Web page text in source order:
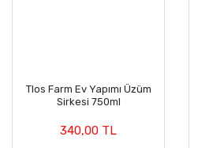
Tlos Farm Ev Yapımı Üzüm
Sirkesi 750ml
340,00 TL